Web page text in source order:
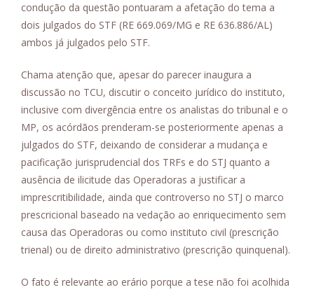
condução da questão pontuaram a afetação do tema a
dois julgados do STF (RE 669.069/MG e RE 636.886/AL)
ambos já julgados pelo STF.
Chama atenção que, apesar do parecer inaugura a
discussão no TCU, discutir o conceito jurídico do instituto,
inclusive com divergência entre os analistas do tribunal e o
MP, os acórdãos prenderam-se posteriormente apenas a
julgados do STF, deixando de considerar a mudança e
pacificação jurisprudencial dos TRFs e do STJ quanto a
ausência de ilicitude das Operadoras a justificar a
imprescritibilidade, ainda que controverso no STJ o marco
prescricional baseado na vedação ao enriquecimento sem
causa das Operadoras ou como instituto civil (prescrição
trienal) ou de direito administrativo (prescrição quinquenal).
O fato é relevante ao erário porque a tese não foi acolhida